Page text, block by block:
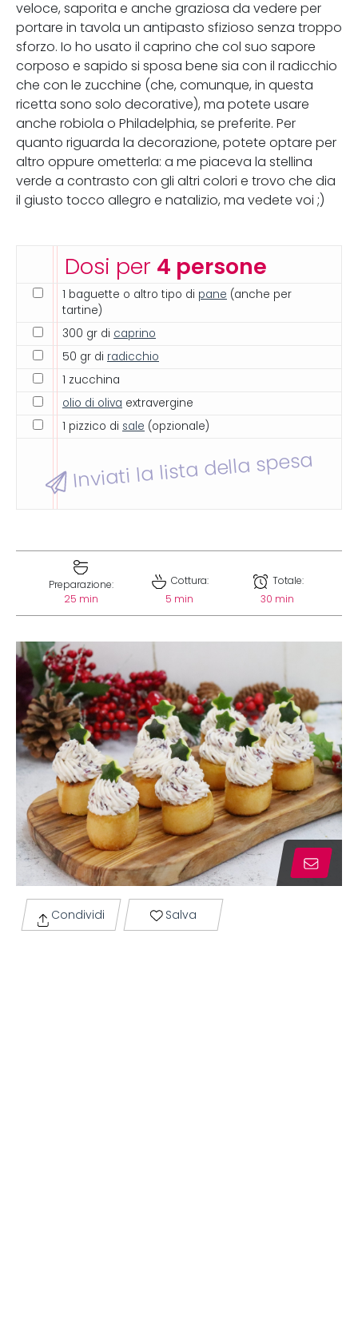
veloce, saporita e anche graziosa da vedere per
portare in tavola un antipasto sfizioso senza troppo
sforzo. Io ho usato il caprino che col suo sapore
corposo e sapido si sposa bene sia con il radicchio
che con le zucchine (che, comunque, in questa
ricetta sono solo decorative), ma potete usare
anche robiola o Philadelphia, se preferite. Per
quanto riguarda la decorazione, potete optare per
altro oppure ometterla: a me piaceva la stellina
verde a contrasto con gli altri colori e trovo che dia
il giusto tocco allegro e natalizio, ma vedete voi ;)
Dosi per 4 persone
1 baguette o altro tipo di pane (anche per
tartine)
300 gr di caprino
50 gr di radicchio
1 zucchina
olio di oliva extravergine
1 pizzico di sale (opzionale)
Inviati la lista della spesa
Preparazione:
25 min
Cottura:
5 min
Totale:
30 min
Condividi Salva